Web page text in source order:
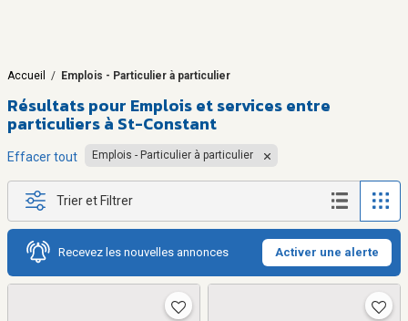
Accueil / Emplois - Particulier à particulier
Résultats pour Emplois et services entre
particuliers à St-Constant
Effacer tout Emplois - Particulier à particulier
Trier et Filtrer
Recevez les nouvelles annonces Activer une alerte